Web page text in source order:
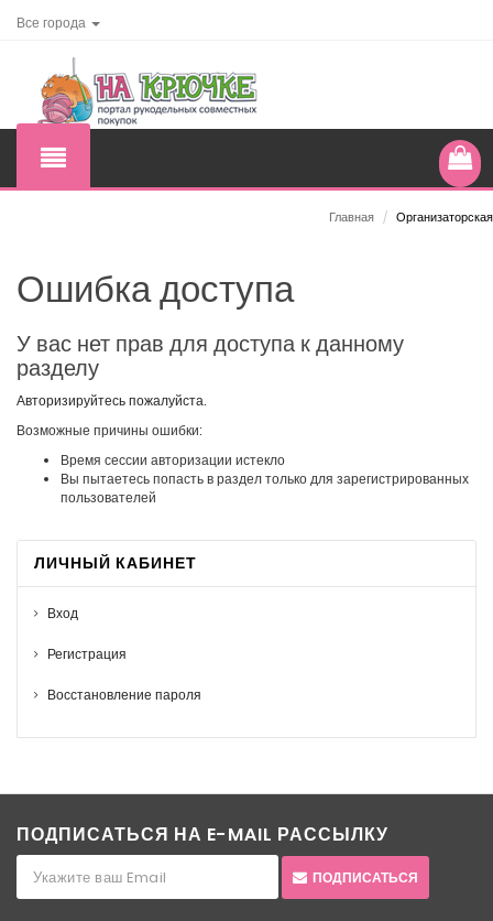
Все города
Главная / Организаторская
Ошибка доступа
У вас нет прав для доступа к данному
разделу
Авторизируйтесь пожалуйста.
Возможные причины ошибки:
Время сессии авторизации истекло
Вы пытаетесь попасть в раздел только для зарегистрированных
пользователей
ЛИЧНЫЙ КАБИНЕТ
Вход
Регистрация
Восстановление пароля
ПОДПИСАТЬСЯ НА E-MAIL РАССЫЛКУ
ПОДПИСАТЬСЯ